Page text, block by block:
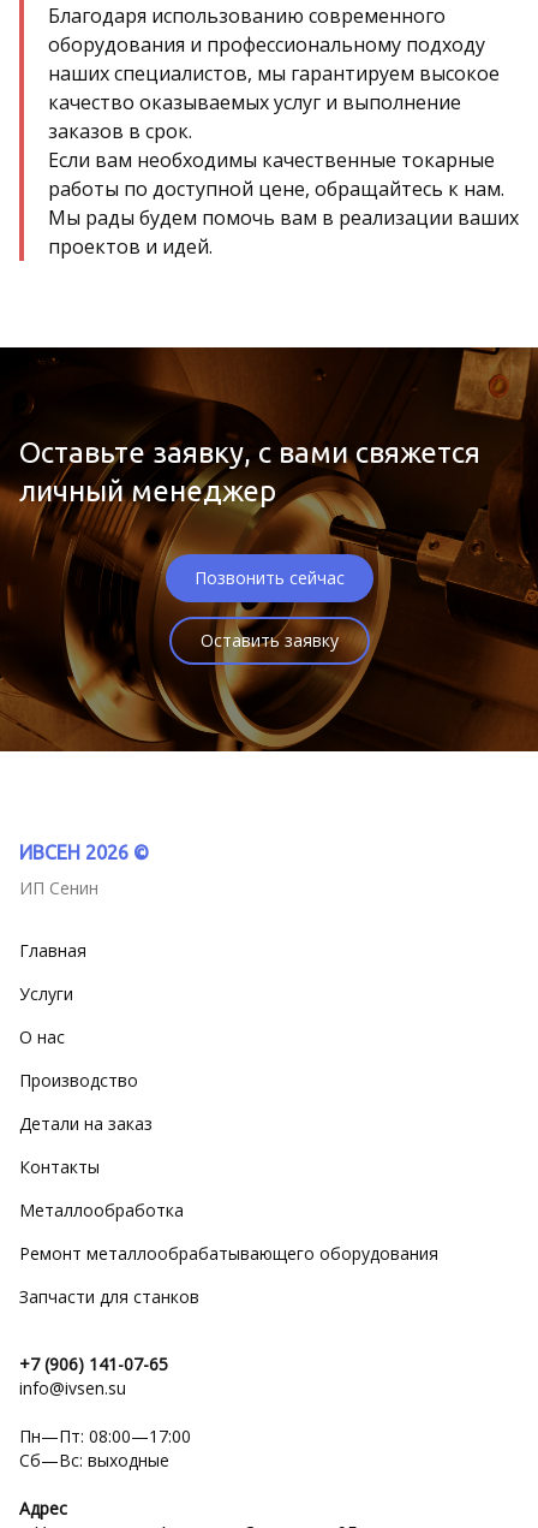
Благодаря использованию современного
оборудования и профессиональному подходу
наших специалистов, мы гарантируем высокое
качество оказываемых услуг и выполнение
заказов в срок.
Если вам необходимы качественные токарные
работы по доступной цене, обращайтесь к нам.
Мы рады будем помочь вам в реализации ваших
проектов и идей.
Оставьте заявку, с вами свяжется
личный менеджер
Позвонить сейчас
Оставить заявку
ИВСЕН 2026 ©
ИП Сенин
Главная
Услуги
О нас
Производство
Детали на заказ
Контакты
Металлообработка
Ремонт металлообрабатывающего оборудования
Запчасти для станков
+7 (906) 141-07-65
info@ivsen.su
Пн—Пт: 08:00—17:00
Сб—Вс: выходные
Адрес